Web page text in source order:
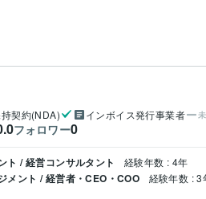
契約(NDA) インボイス発行事業者
フォロワー0
ト / 経営コンサルタント 経験年数 : 4年
メント / 経営者・CEO・COO 経験年数 : 3